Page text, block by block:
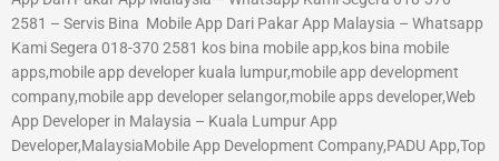
2581 – Servis Bina Mobile App Dari Pakar App Malaysia – Whatsapp
Kami Segera 018-370 2581 kos bina mobile app,kos bina mobile
apps,mobile app developer kuala lumpur,mobile app development
company,mobile app developer selangor,mobile apps developer,Web
App Developer in Malaysia – Kuala Lumpur App
Developer,MalaysiaMobile App Development Company,PADU App,Top